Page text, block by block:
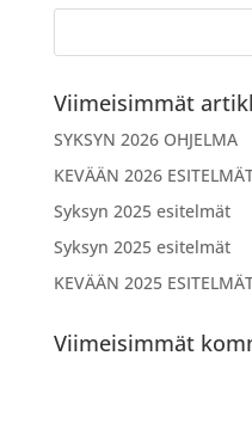
Viimeisimmät
SYKSYN 2026 OHJELMA
KEVÄÄN 2026
Syksyn 2025 esitelmät
Syksyn 2025 esitelmät
KEVÄÄN 2025
Viimeisimmät